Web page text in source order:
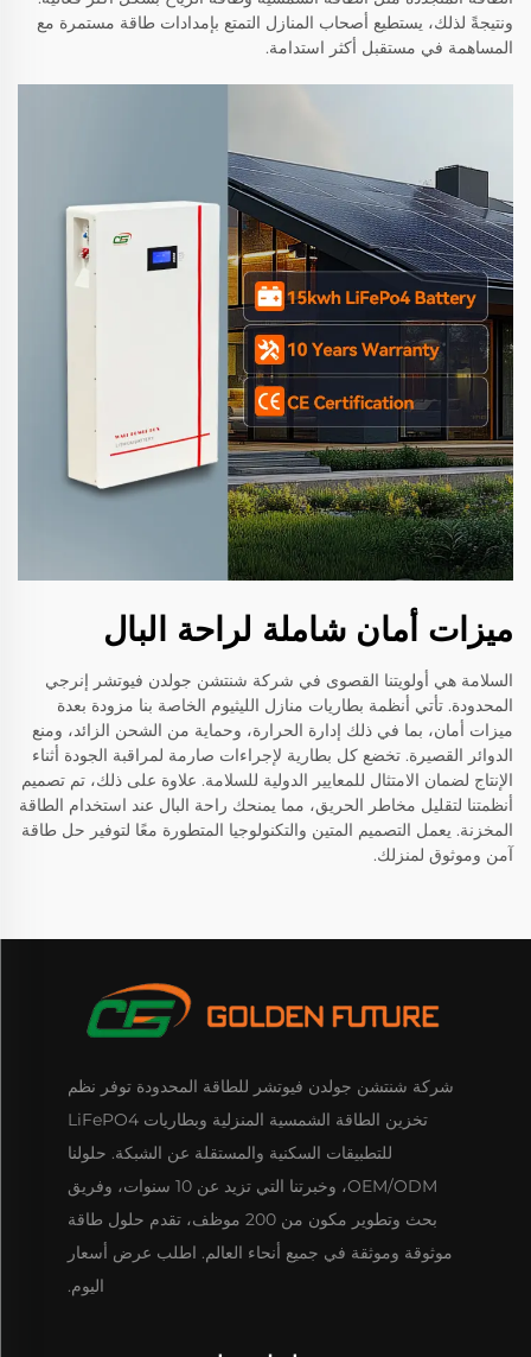
ونتيجةً لذلك، يستطيع أصحاب المنازل التمتع بإمدادات طاقة مستمرة مع
المساهمة في مستقبل أكثر استدامة.
ميزات أمان شاملة لراحة البال
السلامة هي أولويتنا القصوى في شركة شنتشن جولدن فيوتشر إنرجي
المحدودة. تأتي أنظمة بطاريات منازل الليثيوم الخاصة بنا مزودة بعدة
ميزات أمان، بما في ذلك إدارة الحرارة، وحماية من الشحن الزائد، ومنع
الدوائر القصيرة. تخضع كل بطارية لإجراءات صارمة لمراقبة الجودة أثناء
الإنتاج لضمان الامتثال للمعايير الدولية للسلامة. علاوة على ذلك، تم تصميم
أنظمتنا لتقليل مخاطر الحريق، مما يمنحك راحة البال عند استخدام الطاقة
المخزنة. يعمل التصميم المتين والتكنولوجيا المتطورة معًا لتوفير حل طاقة
آمن وموثوق لمنزلك.
شركة شنتشن جولدن فيوتشر للطاقة المحدودة توفر نظم
تخزين الطاقة الشمسية المنزلية وبطاريات LiFePO4
للتطبيقات السكنية والمستقلة عن الشبكة. حلولنا
OEM/ODM، وخبرتنا التي تزيد عن 10 سنوات، وفريق
بحث وتطوير مكون من 200 موظف، تقدم حلول طاقة
موثوقة وموثقة في جميع أنحاء العالم. اطلب عرض أسعار
اليوم.